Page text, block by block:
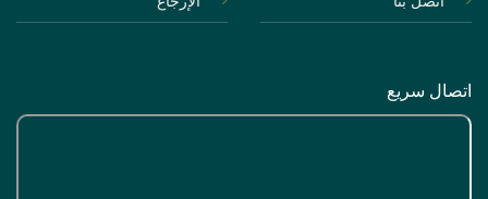
اتصل بنا الإرجاع
اتصال سريع